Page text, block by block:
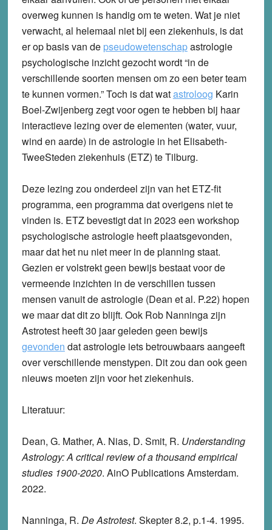
overweg kunnen is handig om te weten. Wat je niet
verwacht, al helemaal niet bij een ziekenhuis, is dat
er op basis van de pseudowetenschapastrologie
psychologische inzicht gezocht wordt “in de
verschillende soorten mensen om zo een beter team
te kunnen vormen.” Toch is dat watastroloog Karin
Boel-Zwijenberg zegt voor ogen te hebben bij haar
interactieve lezing over de elementen (water, vuur,
wind en aarde) in de astrologie in het Elisabeth-
TweeSteden ziekenhuis (ETZ) te Tilburg.
Deze lezing zou onderdeel zijn van het ETZ-fit
programma, een programma dat overigens niet te
vinden is. ETZ bevestigt dat in 2023 een workshop
psychologische astrologie heeft plaatsgevonden,
maar dat het nu niet meer in de planning staat.
Gezien er volstrekt geen bewijs bestaat voor de
vermeende inzichten in de verschillen tussen
mensen vanuit de astrologie (Dean et al. P.22) hopen
we maar dat dit zo blijft. Ook Rob Nanninga zijn
Astrotest heeft 30 jaar geleden geen bewijs
gevonden dat astrologie iets betrouwbaars aangeeft
over verschillende menstypen. Dit zou dan ook geen
nieuws moeten zijn voor het ziekenhuis.
Literatuur:
Dean, G. Mather, A. Nias, D. Smit, R. Understanding
Astrology: A critical review of a thousandempirical
studies 1900-2020. AinO Publications Amsterdam.
2022.
Nanninga, R. De Astrotest. Skepter 8.2, p.1-4. 1995.